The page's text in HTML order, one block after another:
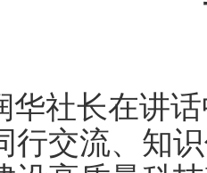
华社长在讲
行交流、知